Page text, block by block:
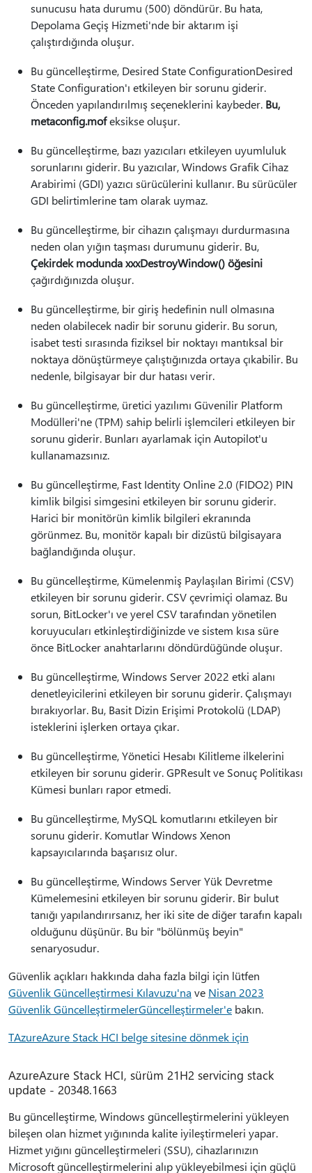
sunucusu hata durumu (500) döndürür. Bu hata,
Depolama Geçiş Hizmeti'nde bir aktarım işi
çalıştırdığında oluşur.
Bu güncelleştirme, Desired State ConfigurationDesired
State Configuration'ı etkileyen bir sorunu giderir.
Önceden yapılandırılmış seçeneklerini kaybeder. Bu,
metaconfig.mofeksikse oluşur.
Bu güncelleştirme, bazı yazıcıları etkileyen uyumluluk
sorunlarını giderir. Bu yazıcılar, Windows Grafik Cihaz
Arabirimi (GDI) yazıcı sürücülerini kullanır. Bu sürücüler
GDI belirtimlerine tam olarak uymaz.
Bu güncelleştirme, bir cihazın çalışmayı durdurmasına
neden olan yığın taşması durumunu giderir. Bu,
Çekirdek modunda xxxDestroyWindow() öğesini
çağırdığınızda oluşur.
Bu güncelleştirme, bir giriş hedefinin null olmasına
neden olabilecek nadir bir sorunu giderir. Bu sorun,
isabet testi sırasında fiziksel bir noktayı mantıksal bir
noktaya dönüştürmeye çalıştığınızda ortaya çıkabilir. Bu
nedenle, bilgisayar bir dur hatası verir.
Bu güncelleştirme, üretici yazılımı Güvenilir Platform
Modülleri'ne (TPM) sahip belirli işlemcileri etkileyen bir
sorunu giderir. Bunları ayarlamak için Autopilot'u
kullanamazsınız.
Bu güncelleştirme, Fast Identity Online 2.0 (FIDO2) PIN
kimlik bilgisi simgesini etkileyen bir sorunu giderir.
Harici bir monitörün kimlik bilgileri ekranında
görünmez. Bu, monitör kapalı bir dizüstü bilgisayara
bağlandığında oluşur.
Bu güncelleştirme, Kümelenmiş Paylaşılan Birimi (CSV)
etkileyen bir sorunu giderir. CSV çevrimiçi olamaz. Bu
sorun, BitLocker'ı ve yerel CSV tarafından yönetilen
koruyucuları etkinleştirdiğinizde ve sistem kısa süre
önce BitLocker anahtarlarını döndürdüğünde oluşur.
Bu güncelleştirme, Windows Server 2022 etki alanı
denetleyicilerini etkileyen bir sorunu giderir. Çalışmayı
bırakıyorlar. Bu, Basit Dizin Erişimi Protokolü (LDAP)
isteklerini işlerken ortaya çıkar.
Bu güncelleştirme, Yönetici Hesabı Kilitleme ilkelerini
etkileyen bir sorunu giderir. GPResult ve Sonuç Politikası
Kümesi bunları rapor etmedi.
Bu güncelleştirme, MySQL komutlarını etkileyen bir
sorunu giderir. Komutlar Windows Xenon
kapsayıcılarında başarısız olur.
Bu güncelleştirme, Windows Server Yük Devretme
Kümelemesini etkileyen bir sorunu giderir. Bir bulut
tanığı yapılandırırsanız, her iki site de diğer tarafın kapalı
olduğunu düşünür. Bu bir "bölünmüş beyin"
senaryosudur.
Güvenlik açıkları hakkında daha fazla bilgi için lütfen
Güvenlik Güncelleştirmesi Kılavuzu'na ve Nisan 2023
Güvenlik GüncelleştirmelerGüncelleştirmeler'e bakın.
TAzureAzure Stack HCI belge sitesine dönmek için
AzureAzure Stack HCI, sürüm 21H2 servicing stack
update - 20348.1663
Bu güncelleştirme, Windows güncelleştirmelerini yükleyen
bileşen olan hizmet yığınında kalite iyileştirmeleri yapar.
Hizmet yığını güncelleştirmeleri (SSU), cihazlarınızın
Microsoft güncelleştirmelerini alıp yükleyebilmesi için güçlü